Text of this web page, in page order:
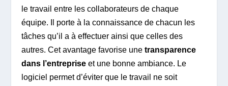
le travail entre les collaborateurs de chaque
équipe. Il porte à la connaissance de chacun les
tâches qu’il a à effectuer ainsi que celles des
autres. Cet avantage favorise unetransparence
dans l’entreprise et une bonne ambiance. Le
logiciel permet d’éviter que le travail ne soit